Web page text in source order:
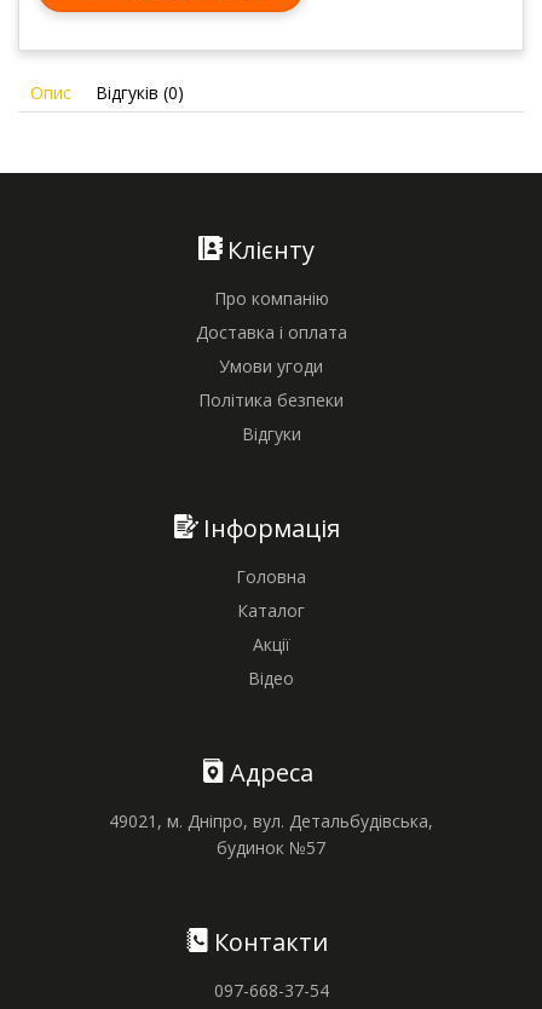
Опис Відгуків (0)
Клієнту
Про компанію
Доставка і оплата
Умови угоди
Політика безпеки
Відгуки
Інформація
Головна
Каталог
Акції
Відео
Адреса
49021, м. Дніпро, вул. Детальбудівська,
будинок №57
Контакти
097-668-37-54